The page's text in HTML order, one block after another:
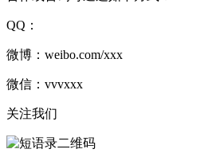
QQ：
微博：weibo.com/xxx
微信：vvvxxx
关注我们